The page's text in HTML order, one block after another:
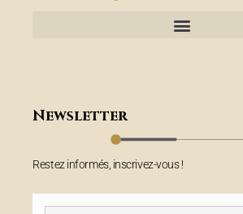
Newsletter
Restez informés, inscrivez-vous !